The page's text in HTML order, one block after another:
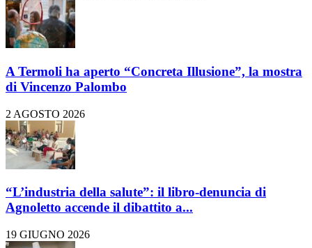
A Termoli ha aperto “Concreta Illusione”, la mostra
di Vincenzo Palombo
2 AGOSTO 2026
“L’industria della salute”: il libro-denuncia di
Agnoletto accende il dibattito a...
19 GIUGNO 2026